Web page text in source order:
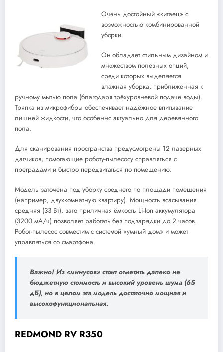
Очень достойный «китаец» с
возможностью комбинированной
уборки.
Он обладает стильным дизайном и
множеством полезных опций,
среди которых выделяется
влажная уборка, приближенная к
ручному мытью пола (благодаря трёхуровневой подаче воды).
Тряпка из микрофибры обеспечивает надёжное впитывание
лишней жидкости, что особенно актуально для деревянного
пола.
Для сканирования пространства предусмотрены 12 лазерных
датчиков, помогающие роботу-пылесосу справляться с
преградами и быстро передвигаться по помещению.
Модель заточена под уборку среднего по площади помещения
(например, двухкомнатную квартиру). Мощность всасывания
средняя (33 Вт), зато приличная ёмкость Li-Ion аккумулятора
(3200 мА/ч) позволяет работать без подзарядки до 2 часов.
Робот-пылесос совместим с системой «умный дом» и может
управляться со смартфона.
Важно! Из «минусов» стоит отметить далеко не
бюджетную стоимость и высокий уровень шума (65
дБ), но в целом эта модель достаточно мощная и
высокофункциональная.
REDMOND RV R350